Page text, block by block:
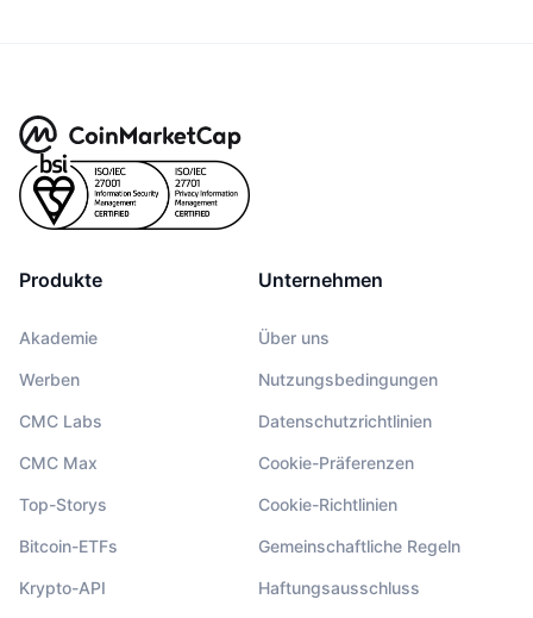
Produkte
Akademie
Werben
CMC Labs
CMC Max
Top-Storys
Bitcoin-ETFs
Krypto-API
Unternehmen
Über uns
Nutzungsbedingungen
Datenschutzrichtlinien
Cookie-Präferenzen
Cookie-Richtlinien
Gemeinschaftliche Regeln
Haftungsausschluss